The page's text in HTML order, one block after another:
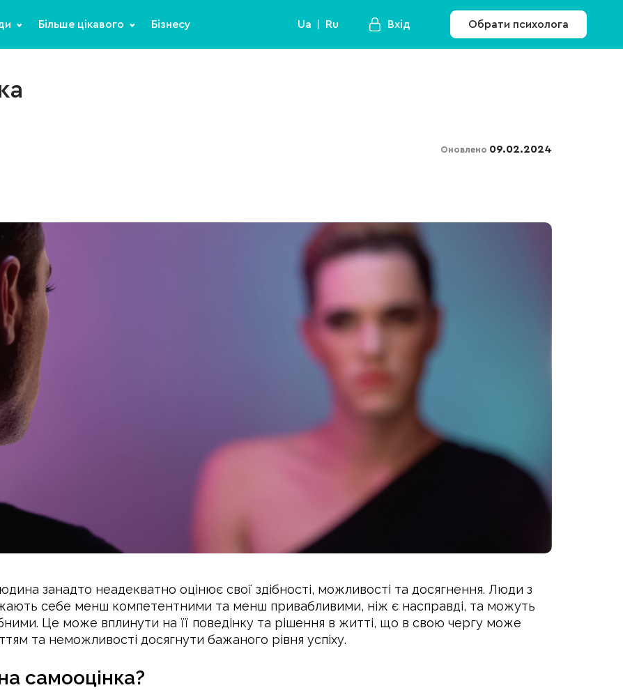
Більше цікавого Бізнесу Ua Ru Вхід Обрати психолога
Оновлено 09.02.2024
занадто неадекватно оцінює свої здібності, можливості та досягнення. Люди з
себе менш компетентними та менш привабливими, ніж є насправді, та можуть
Це може вплинути на її поведінку та рішення в житті, що в свою чергу може
та неможливості досягнути бажаного рівня успіху.
самооцінка?